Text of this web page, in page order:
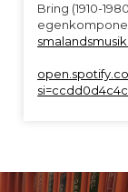
Bring (1910-